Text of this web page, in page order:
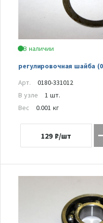
В наличии
регулировочная шайба
Арт.
0180-331012
В узле
1 шт.
Вес
0.001 кг
129 ₽/шт